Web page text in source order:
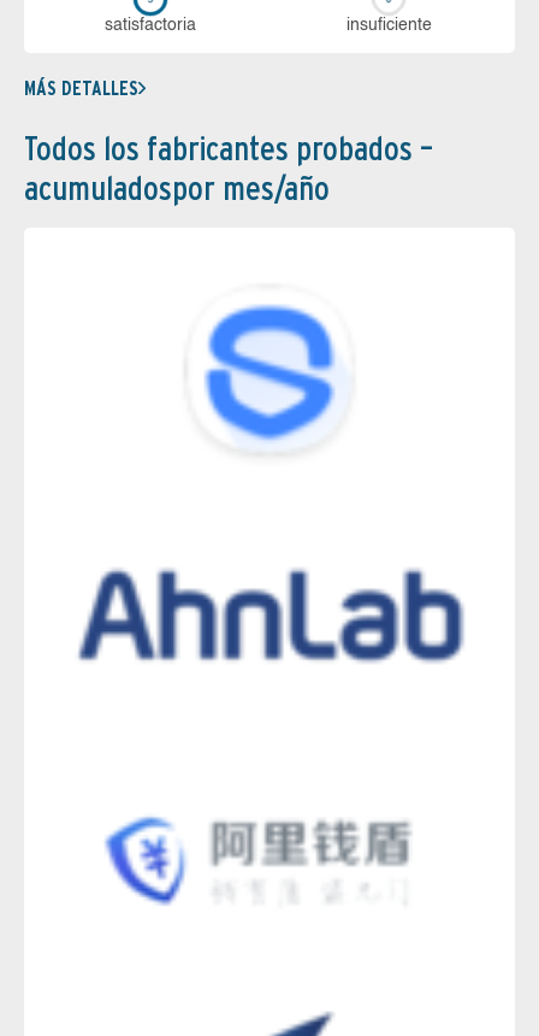
sa­tis­fac­to­ria in­su­fi­cien­te
MÁS DETALLES
Todos los fabricantes probados –
acumuladospor mes/año